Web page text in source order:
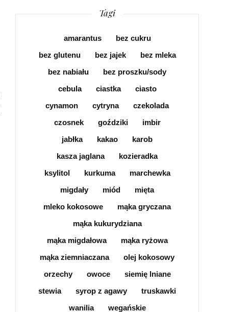
Tagi
amarantus
bez cukru
bez glutenu
bez jajek
bez mleka
bez nabiału
bez proszku/sody
cebula
ciastka
ciasto
cynamon
cytryna
czekolada
czosnek
goździki
imbir
jabłka
kakao
karob
kasza jaglana
kozieradka
ksylitol
kurkuma
marchewka
migdały
miód
mięta
mleko kokosowe
mąka gryczana
mąka kukurydziana
mąka migdałowa
mąka ryżowa
mąka ziemniaczana
olej kokosowy
orzechy
owoce
siemię lniane
stewia
syrop z agawy
truskawki
wanilia
wegańskie